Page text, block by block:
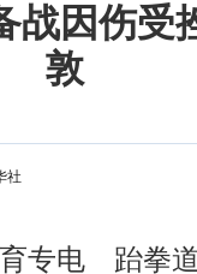
战因伤受
敦
社
专电 跆拳